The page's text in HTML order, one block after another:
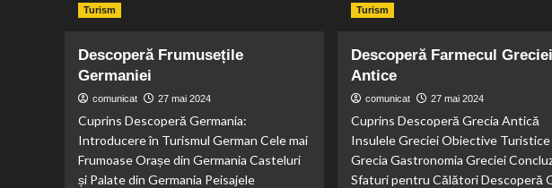
Turism
Descoperă Frumusețile
Germaniei
comunicat 27 mai 2024
Cuprins Descoperă Germania:
Introducere în Turismul German Cele mai
Frumoase Orașe din Germania Casteluri
și Palate din Germania Peisajele
Turism
Descoperă Farmecul Greciei
Antice
comunicat 27 mai 2024
Cuprins Descoperă Grecia Antică
Insulele Greciei Obiective Turistice
Grecia Gastronomia Greciei
Sfaturi pentru Călători Descoperă